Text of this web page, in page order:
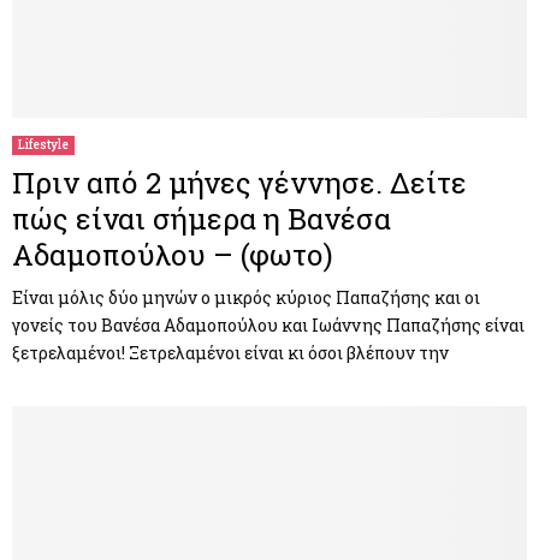
Lifestyle
Πριν από 2 μήνες γέννησε. Δείτε
πώς είναι σήμερα η Βανέσα
Αδαμοπούλου – (φωτο)
Είναι μόλις δύο μηνών ο μικρός κύριος Παπαζήσης και οι
γονείς του Βανέσα Αδαμοπούλου και Ιωάννης Παπαζήσης είναι
ξετρελαμένοι! Ξετρελαμένοι είναι κι όσοι βλέπουν την